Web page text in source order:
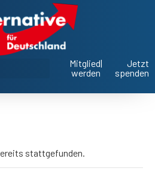
Mitglied
werden
|
Jetzt
spenden
stattgefunden.